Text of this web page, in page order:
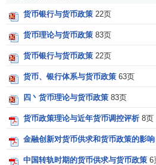
济单位掌握
信息的不完全性和
有些货币与
中性(woodford,michae1,2000)。但
性假设与巴罗的货币非中性假说并
上，前者考察的是规则的、可预期
名义影响;后者研究的则是不规则的
经济变量的实际影响。两者可以说
预期学说的进一步拓展，也重新赋
论基础。
货币银行与货币政策 22页
货币理论与货币政策 83页
货币银行与货币政策 22页
货币、银行体系与货币政策 63页
四丶货币理论与货币政策 83页
货币政策理论与近年货币调控评析 8页
金融创新对货币供求和货币政策的影响
中国转轨时期的货币供求与货币政策 6